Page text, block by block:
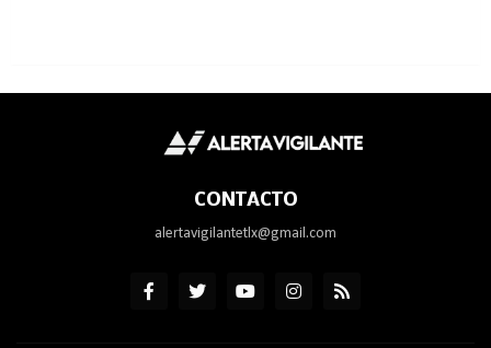
CONTACTO
alertavigilantetlx@gmail.com